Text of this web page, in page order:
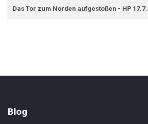
Das Tor zum Norden aufgestoßen - HP
Blog